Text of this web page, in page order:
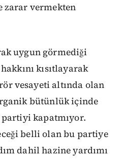
zarar vermekten
uygun görmediği
kısıtlayarak
vesayeti altında olan
bütünlük içinde
kapatmıyor.
belli olan bu partiye
dahil hazine yardımı